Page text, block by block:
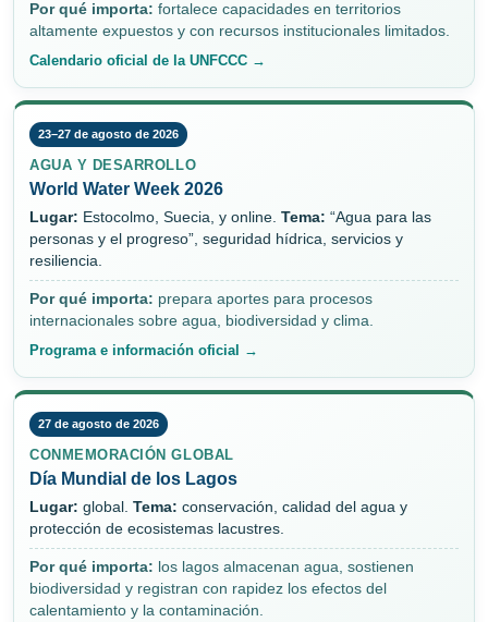
Por qué importa: fortalece capacidades en territorios
altamente expuestos y con recursos institucionales limitados.
Calendario oficial de la UNFCCC →
23–27 de agosto de 2026
AGUA Y DESARROLLO
World Water Week 2026
Lugar: Estocolmo, Suecia, y online. Tema: “Agua para las
personas y el progreso”, seguridad hídrica, servicios y
resiliencia.
Por qué importa: prepara aportes para procesos
internacionales sobre agua, biodiversidad y clima.
Programa e información oficial →
27 de agosto de 2026
CONMEMORACIÓN GLOBAL
Día Mundial de los Lagos
Lugar: global. Tema: conservación, calidad del agua y
protección de ecosistemas lacustres.
Por qué importa: los lagos almacenan agua, sostienen
biodiversidad y registran con rapidez los efectos del
calentamiento y la contaminación.